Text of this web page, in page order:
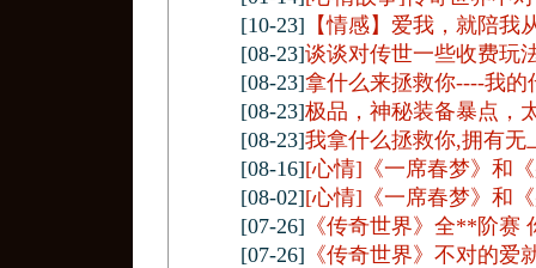
[10-23] 【情感】爱我，就陪我
[08-23]谈谈对传世一些收费玩
[08-23]拿什么来拯救你----我的
[08-23]极品，神秘装备暴点，
[08-23]我拿什么拯救你,拥有
[08-16][心情]《一席春梦》和
[08-02][心情]《一席春梦》和
[07-26] 《传奇世界》全**阶赛
[07-26] 《传奇世界》不对的爱